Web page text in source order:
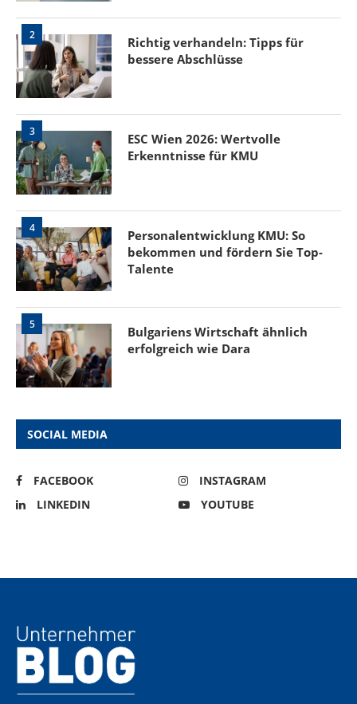
2
Richtig verhandeln: Tipps für
bessere Abschlüsse
3
ESC Wien 2026: Wertvolle
Erkenntnisse für KMU
4
Personalentwicklung KMU: So
bekommen und fördern Sie Top-
Talente
5
Bulgariens Wirtschaft ähnlich
erfolgreich wie Dara
SOCIAL MEDIA
FACEBOOK
INSTAGRAM
LINKEDIN
YOUTUBE